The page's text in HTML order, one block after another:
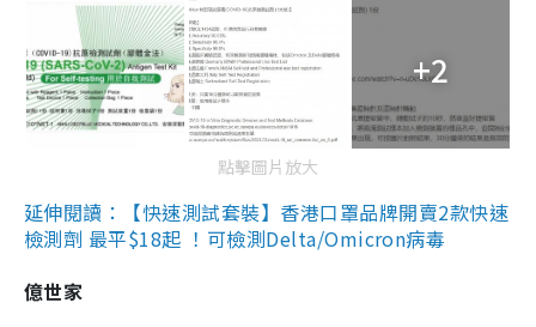
+2
點擊圖片放大
延伸閱讀：【快速測試套裝】香港口罩品牌開賣2款快速
檢測劑 最平$18起 ！可檢測Delta/Omicron病毒
億世家